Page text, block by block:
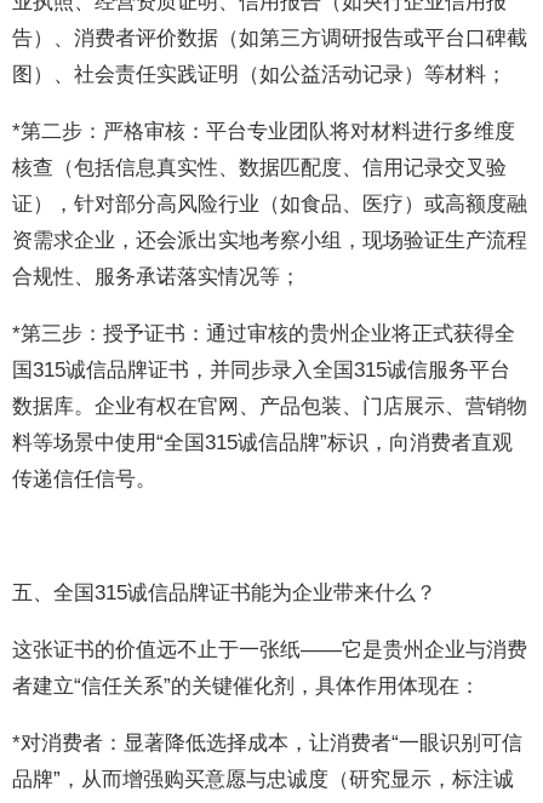
告）、消费者评价数据（如第三方调研报告或平台口碑截
图）、社会责任实践证明（如公益活动记录）等材料；
*第二步：严格审核：平台专业团队将对材料进行多维度
核查（包括信息真实性、数据匹配度、信用记录交叉验
证），针对部分高风险行业（如食品、医疗）或高额度融
资需求企业，还会派出实地考察小组，现场验证生产流程
合规性、服务承诺落实情况等；
*第三步：授予证书：通过审核的贵州企业将正式获得全
国315诚信品牌证书，并同步录入全国315诚信服务平台
数据库。企业有权在官网、产品包装、门店展示、营销物
料等场景中使用“全国315诚信品牌”标识，向消费者直观
传递信任信号。
五、全国315诚信品牌证书能为企业带来什么？
这张证书的价值远不止于一张纸——它是贵州企业与消费
者建立“信任关系”的关键催化剂，具体作用体现在：
*对消费者：显著降低选择成本，让消费者“一眼识别可信
品牌”，从而增强购买意愿与忠诚度（研究显示，标注诚